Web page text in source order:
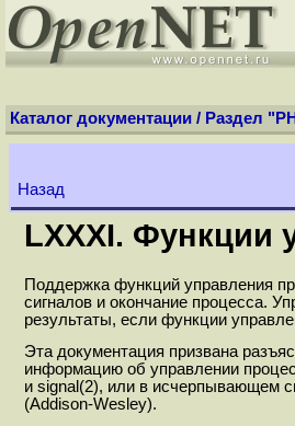
Каталог документации / Раздел
Назад
LXXXI. Функции
Поддержка функций управления
сигналов и окончание процесса.
результаты, если функции
Эта документация призвана
информацию об управлении
и signal(2), или в исчерпывающем
(Addison-Wesley).